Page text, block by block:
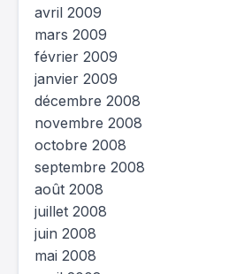
avril 2009
mars 2009
février 2009
janvier 2009
décembre 2008
novembre 2008
octobre 2008
septembre 2008
août 2008
juillet 2008
juin 2008
mai 2008